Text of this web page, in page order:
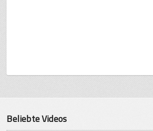
Beliebte Videos